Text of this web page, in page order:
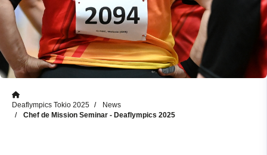
Deaflympics Tokio 2025
News
Chef de Mission Seminar - Deaflympics 2025